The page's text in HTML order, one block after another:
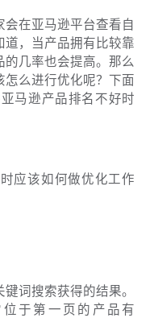
会在亚马逊平台查看自
道，当产品拥有比较靠
几率也会提高。那么
怎么进行优化呢？下面
马逊产品排名不好时
应该如何做优化工作
词搜索获得的结果。
于第一页的产品有